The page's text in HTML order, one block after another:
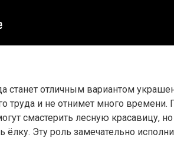
станет отличным вариантом
труда и не отнимет много
смастерить лесную красавицу,
ёлку. Эту роль замечательно